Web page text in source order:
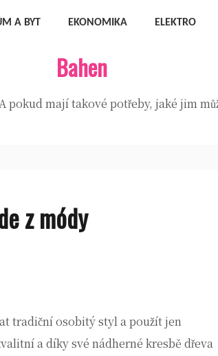
A BYT EKONOMIKA ELEKTRO
Bahen
mají takové potřeby, jaké jim
z módy
tradiční osobitý styl a použít jen
a díky své nádherné kresbě dřeva